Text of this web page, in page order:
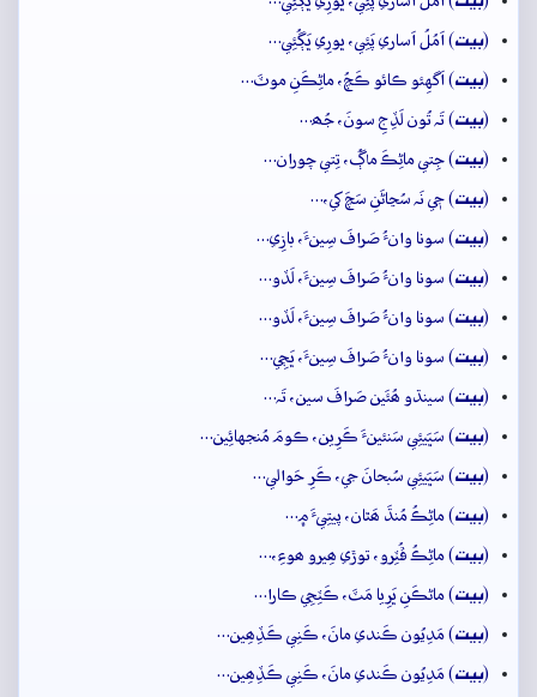
(بيت) اَمُلُ اَساري پَئِي، ڀورِي ڀَڳُئِي…
(بيت) اَگهِئو ڪائو ڪَچُ، ماڻِڪَنِ موٽَ…
(بيت) تَہ تُون لَڏِجِ سونَ، جُھ…
(بيت) جِتي ماڻِڪَ ماڳُ، تِتي چوران…
(بيت) جٖي نَہ سُڃاڻَنِ سَچَ کي،…
(بيت) سونا وانءُ صَرافَ سِينءَ، بازِي…
(بيت) سونا وانءُ صَرافَ سِينءَ، لَڏو…
(بيت) سونا وانءُ صَرافَ سِينءَ، لَڏو…
(بيت) سونا وانءُ صَرافَ سِينءَ، ڀَڄِي…
(بيت) سينڌو ھُئَين صَرافَ سين، تَہ…
(بيت) سَڀَيئِي سَنئينءَ ڪَرِين، ڪومَ مُنجهائِين…
(بيت) سَڀَيئِي سُبحانَ جي، ڪَرِ حَوالي…
(بيت) ماڻِڪُ مُنڌَ ھَٿان، پيتِيءَ ۾…
(بيت) ماڻِڪُ ڦُٽِرو، توڙي ھِيرو ھوءِ،…
(بيت) ماڻڪَنِ ڀَرِيا مَٽَ، ڪَٽِجِي ڪارا…
(بيت) مَدِيُون ڪَندي مانَ، ڪَنِي ڪَڏِھِين…
(بيت) مَدِيُون ڪَندي مانَ، ڪَنِي ڪَڏِھِين…